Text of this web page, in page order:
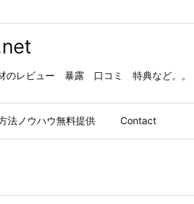
のレビュー 暴露 口コミ 特典など。。
法ノウハウ無料提供 Contact